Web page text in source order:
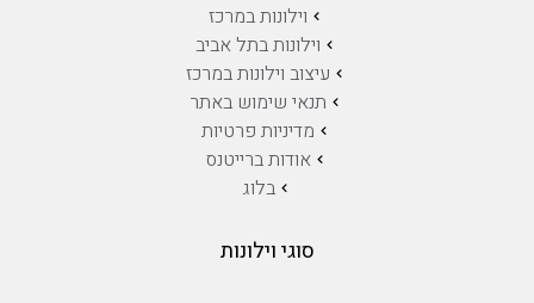
וילונות במרכז
וילונות בתל אביב
עיצוב וילונות במרכז
תנאי שימוש באתר
מדיניות פרטיות
אודות ברייטנס
בלוג
סוגי וילונות